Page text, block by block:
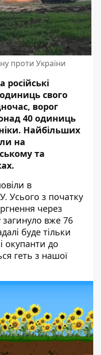
проти України
російські
свого
ворог
40 одиниць
. Найбільших
на
та
в
Усього з початку
через
загинуло вже 76
буде тільки
окупанти до
геть з нашої